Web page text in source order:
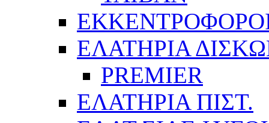
ΕΛΑΤΗΡΙΑ
PREMIER
ΕΛΑΤΗΡΙΑ ΠΙΣΤ.